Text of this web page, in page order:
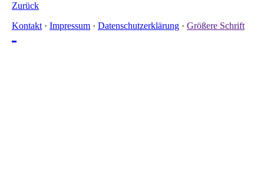
Zurück
Kontakt · Impressum · Datenschutzerklärung · Größere Schrift